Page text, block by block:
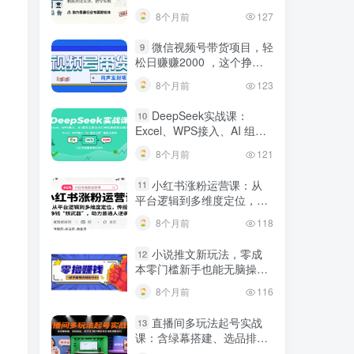
建行业专属智能体
8个月前 127
9 微信视频号带货项目，轻
松日赚赚2000 ，这个挣钱
入口很多伙伴都在闷声发财
8个月前 123
10 DeepSeek实战课：
Excel、WPS接入、AI 组合
工具与小红书批量做笔记技
巧
8个月前 121
11 小红书涨粉运营课：从
平台逻辑到多维度定位，传
人逆袭8个月前 118
12 小说推文新玩法，零成
本零门槛新手也能无脑操
8个月前 116
13 直播间多玩法起号实战
课：含绿幕搭建、选品排